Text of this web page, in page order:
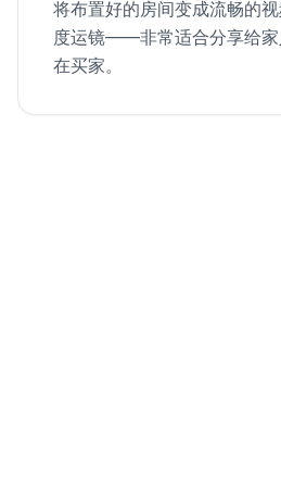
将布置好的房间变成流畅的
度运镜——非常适合分享给家
在买家。